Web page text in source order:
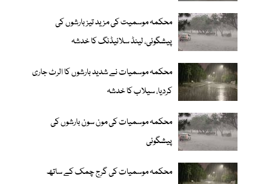
محکمہ موسمیت کی مزید تیز بارشوں کی
پیشگوئی، لینڈ سلائیڈنگ کا خدشہ
محکمہ موسمیات نے شدید بارشوں کا الرٹ جاری
کردیا، سیلاب کا خدشہ
محکمہ موسمیات کی مون سون بارشوں کی
پیشگوئی
محکمہ موسمیات کی گرج چمک کے ساتھ